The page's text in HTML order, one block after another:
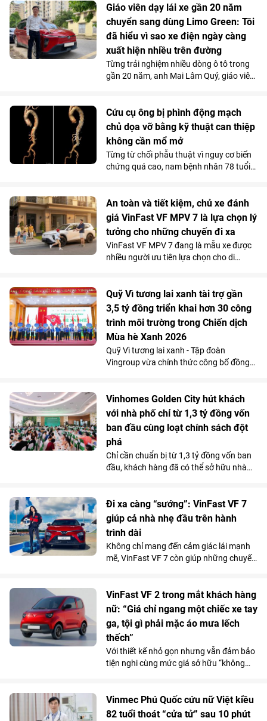
chiến thưởng thức show diễn “Đất Nước
Thiên Hùng Ca” tại Vinpearl Theatre
Ocean City. Phản hồi xúc động của chính
những người từng đi qua chiến tranh đã
góp phần khẳng định ý nghĩa nhân văn
và giá trị lan tỏa của tác phẩm nghệ
thuật lấy cảm hứng từ hơn 4.000 năm
Giáo viên dạy lái xe gần 20 năm
chuyển sang dùng Limo Green: Tôi
đã hiểu vì sao xe điện ngày càng
xuất hiện nhiều trên đường
Từng trải nghiệm nhiều dòng ô tô trong
gần 20 năm, anh Mai Lâm Quý, giáo viên
Green đã thay đổi hoàn toàn góc nhìn
của anh về xe điện. Không gian 7 chỗ
rộng rãi, khả năng tăng tốc mượt và chi
phí sử dụng thấp đến khó tin giúp mẫu
MPV điện vừa trở thành “xe ruột” của
anh trong công việc, vừa phục vụ trọn
Cứu cụ ông bị phình động mạch
chủ dọa vỡ bằng kỹ thuật can thiệp
không cần mổ mở
Từng từ chối phẫu thuật vì nguy cơ biến
chứng quá cao, nam bệnh nhân 78 tuổi
các bác sĩ Vinmec Times City điều trị
thành công. Bí quyết nằm ở kỹ thuật tái
tạo hệ thống mạch tạng mà không cần
mở ngực hay mở bụng.
An toàn và tiết kiệm, chủ xe đánh
giá VinFast VF MPV 7 là lựa chọn lý
tưởng cho những chuyến đi xa
VinFast VF MPV 7 đang là mẫu xe được
nhiều người ưu tiên lựa chọn cho di
mà vẫn tiết kiệm chi phí.
Quỹ Vì tương lai xanh tài trợ gần
3,5 tỷ đồng triển khai hơn 30 công
trình môi trường trong Chiến dịch
Mùa hè Xanh 2026
Quỹ Vì tương lai xanh - Tập đoàn
Vingroup vừa chính thức công bố đồng
Nguồn lực này sẽ được sử dụng để triển
khai hơn 30 công trình môi trường cộng
đồng tại 11 tỉnh, thành phố, góp phần cải
thiện điều kiện sống, bảo vệ môi trường
và mang lại lợi ích cho hơn 100.000
người dân trên cả nước.
Vinhomes Golden City hút khách
với nhà phố chỉ từ 1,3 tỷ đồng vốn
ban đầu cùng loạt chính sách đột
phá
Chỉ cần chuẩn bị từ 1,3 tỷ đồng vốn ban
đầu, khách hàng đã có thể sở hữu nhà
tâm cùng chính sách hỗ trợ lãi suất tốt
bậc nhất thị trường từ chủ đầu tư đang
giúp dự án thu hút người mua ở thực lẫn
nhà đầu tư tìm kiếm sản phẩm có khả
năng khai thác kinh doanh và tăng giá
lâu dài.
Đi xa càng “sướng”: VinFast VF 7
giúp cả nhà nhẹ đầu trên hành
trình dài
Không chỉ mang đến cảm giác lái mạnh
mẽ, VinFast VF 7 còn giúp những chuyến
lái trên mọi cung đường.
VinFast VF 2 trong mắt khách hàng
nữ: “Giá chỉ ngang một chiếc xe tay
ga, tội gì phải mặc áo mưa lếch
thếch”
Với thiết kế nhỏ gọn nhưng vẫn đảm bảo
tiện nghi cùng mức giá sở hữu “không
đồng phái đẹp trước ngày mở cổng chính
thức vào 15/7.
Vinmec Phú Quốc cứu nữ Việt kiều
82 tuổi thoát “cửa tử” sau 10 phút